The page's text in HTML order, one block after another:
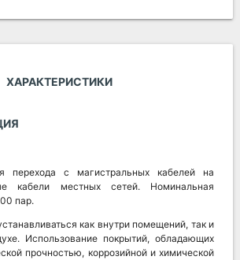
ХАРАКТЕРИСТИКИ
перехода с магистральных кабелей на
кабели местных сетей. Номинальная
пар.
как внутри помещений, так и
Использование покрытий, обладающих
прочностью, коррозийной и химической